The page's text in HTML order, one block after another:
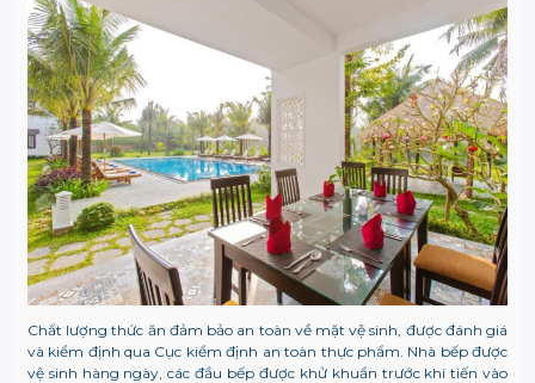
Chất lượng thức ăn đảm bảo an toàn về mặt vệ sinh, được đánh giá
và kiểm định qua Cục kiểm định an toàn thực phẩm. Nhà bếp được
vệ sinh hàng ngày, các đầu bếp được khử khuẩn trước khi tiến vào